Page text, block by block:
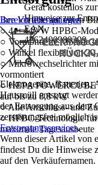
Gerät kostenlos
Hinweise zur
EAN
4262400980399
Ihre Vorteile auf einen
○ 4 × 440 W HPBC-
○ Vormontierte Module
○ Winkel flexibel von
○ Mikrowechselrichter
vormontiert
○ HEPA POWERCUBE
auf bis zu 8,8 kW
○ Alle Anschluss- und
○ HPBC-Technologie
maximale Tagesausbeute
Bereich überspringen
Elektrogeräte, Batterien,
Hausmüll entsorgt
der Entsorgung aus dem
zerstörungsfrei möglich
Entsorgungsservices.
Wenn dieser Artikel von
findest Du die Hinweise
auf den Verkäufernamen.